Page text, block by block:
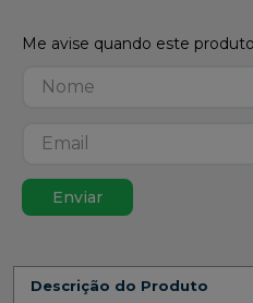
Enviar
Descrição do Produto